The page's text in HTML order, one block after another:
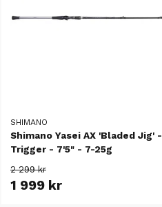
SHIMANO
Shimano Yasei AX 'Bladed Jig' -
Trigger - 7'5" - 7-25g
2 299 kr
1 999 kr